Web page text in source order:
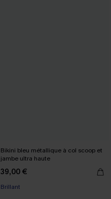
Bikini bleu métallique à col scoop et
jambe ultra haute
39,00 €
Brillant